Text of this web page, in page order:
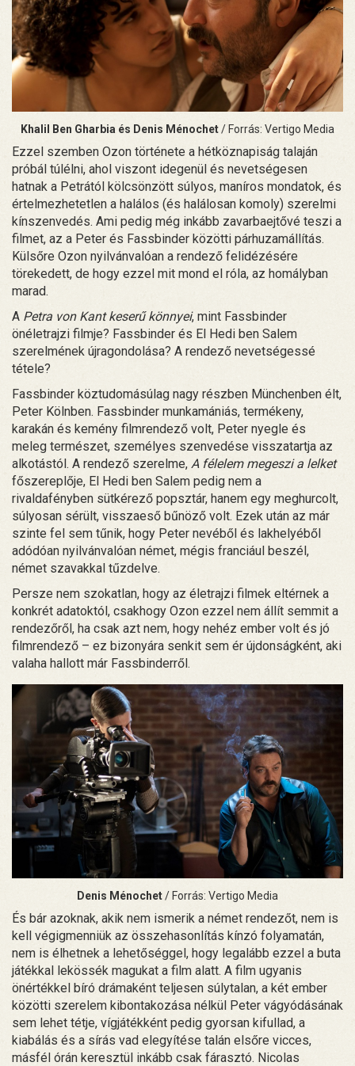
Khalil Ben Gharbia és Denis Ménochet/ Forrás: Vertigo Media
Ezzel szemben Ozon története a hétköznapiság talaján
próbál túlélni, ahol viszont idegenül és nevetségesen
hatnak a Petrától kölcsönzött súlyos, maníros mondatok, és
értelmezhetetlen a halálos (és halálosan komoly) szerelmi
kínszenvedés. Ami pedig még inkább zavarbaejtővé teszi a
filmet, az a Peter és Fassbinder közötti párhuzamállítás.
Külsőre Ozon nyilvánvalóan a rendező felidézésére
törekedett, de hogy ezzel mit mond el róla, az homályban
marad.
A Petra von Kant keserű könnyei, mint Fassbinder
önéletrajzi filmje? Fassbinder és El Hedi ben Salem
szerelmének újragondolása? A rendező nevetségessé
tétele?
Fassbinder köztudomásúlag nagy részben Münchenben élt,
Peter Kölnben. Fassbinder munkamániás, termékeny,
karakán és kemény filmrendező volt, Peter nyegle és
meleg természet, személyes szenvedése visszatartja az
alkotástól. A rendező szerelme, A félelem megeszi a lelket
főszereplője, El Hedi ben Salem pedig nem a
rivaldafényben sütkérező popsztár, hanem egy meghurcolt,
súlyosan sérült, visszaeső bűnöző volt. Ezek után az már
szinte fel sem tűnik, hogy Peter nevéből és lakhelyéből
adódóan nyilvánvalóan német, mégis franciául beszél,
német szavakkal tűzdelve.
Persze nem szokatlan, hogy az életrajzi filmek eltérnek a
konkrét adatoktól, csakhogy Ozon ezzel nem állít semmit a
rendezőről, ha csak azt nem, hogy nehéz ember volt és jó
filmrendező – ez bizonyára senkit sem ér újdonságként, aki
valaha hallott már Fassbinderről.
Denis Ménochet/ Forrás: Vertigo Media
És bár azoknak, akik nem ismerik a német rendezőt, nem is
kell végigmenniük az összehasonlítás kínzó folyamatán,
nem is élhetnek a lehetőséggel, hogy legalább ezzel a buta
játékkal lekössék magukat a film alatt. A film ugyanis
önértékkel bíró drámaként teljesen súlytalan, a két ember
közötti szerelem kibontakozása nélkül Peter vágyódásának
sem lehet tétje, vígjátékként pedig gyorsan kifullad, a
kiabálás és a sírás vad elegyítése talán elsőre vicces,
másfél órán keresztül inkább csak fárasztó. Nicolas